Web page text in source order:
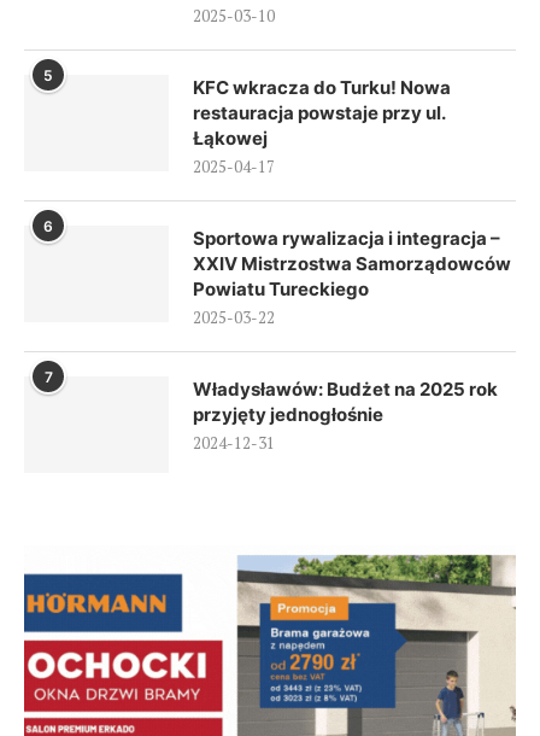
2025-03-10
5
KFC wkracza do Turku! Nowa
restauracja powstaje przy ul.
Łąkowej
2025-04-17
6
Sportowa rywalizacja i integracja –
XXIV Mistrzostwa Samorządowców
Powiatu Tureckiego
2025-03-22
7
Władysławów: Budżet na 2025 rok
przyjęty jednogłośnie
2024-12-31